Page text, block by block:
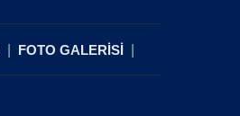
FOTO GALERİSİ